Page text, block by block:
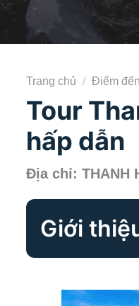
Trang chủ / Điểm đến
Tour
hấp dẫn
Địa chỉ: THANH
Giới